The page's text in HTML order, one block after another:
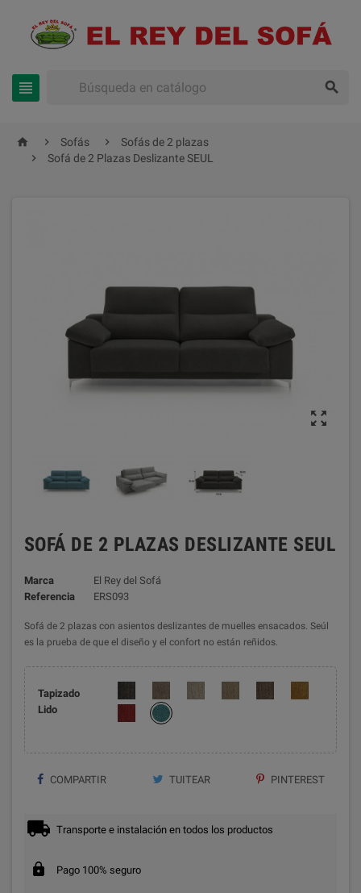
 
  Sofás 
Sofás de 2 plazas

Sofá de 2 Plazas Deslizante SEUL

SOFÁ DE 2 PLAZAS DESLIZANTE SEUL
Marca
El Rey del Sofá
Referencia
ERS093
Sofá de 2 plazas con asientos deslizantes de muelles ensacados. Seúl
es la prueba de que el diseño y el confort no están reñidos.
Tapizado
Lido
COMPARTIR TUITEAR PINTEREST
Transporte e instalación en todos los productos
Pago 100% seguro